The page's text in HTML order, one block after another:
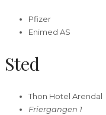
Pfizer
Enimed AS
Sted
Thon Hotel Arendal
Friergangen 1